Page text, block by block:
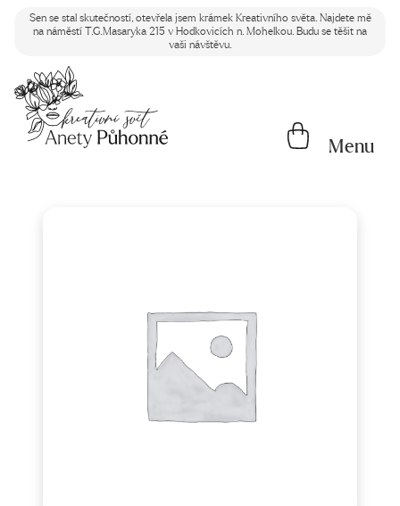
Sen se stal skutečností, otevřela jsem krámek Kreativního světa. Najdete mě
na náměstí T.G.Masaryka 215 v Hodkovicích n. Mohelkou. Budu se těšit na
vaši návštěvu.
Menu